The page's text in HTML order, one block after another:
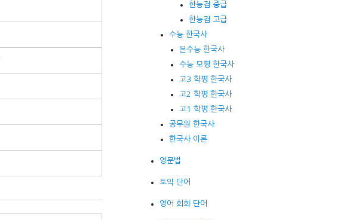
한능검 중급
한능검 고급
수능 한국사
본수능 한국사
수능 모평 한국사
고3 학평 한국사
고2 학평 한국사
고1 학평 한국사
공무원 한국사
한국사 이론
영문법
토익 단어
영어 회화 단어